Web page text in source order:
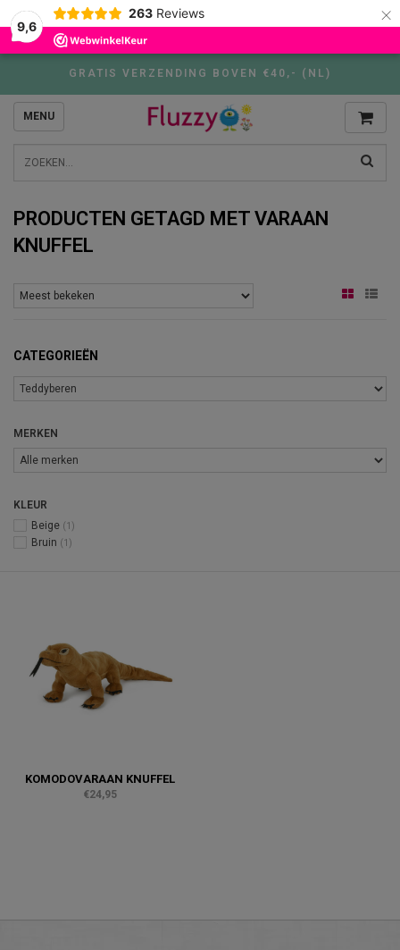
9,6
263 Reviews ×
GRATIS VERZENDING BOVEN €40,- (NL)
MENU
PRODUCTEN GETAGD MET VARAAN
KNUFFEL
CATEGORIEËN
MERKEN
KLEUR
Beige (1)
Bruin (1)
KOMODOVARAAN KNUFFEL
€24,95